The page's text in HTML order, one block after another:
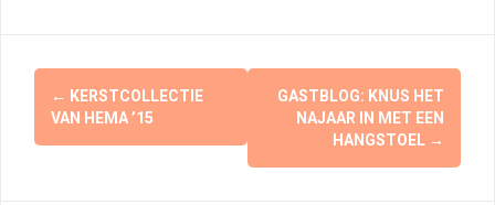
Berichtnavigatie
← KERSTCOLLECTIE
VAN HEMA ’15
GASTBLOG: KNUS HET
NAJAAR IN MET EEN
HANGSTOEL →